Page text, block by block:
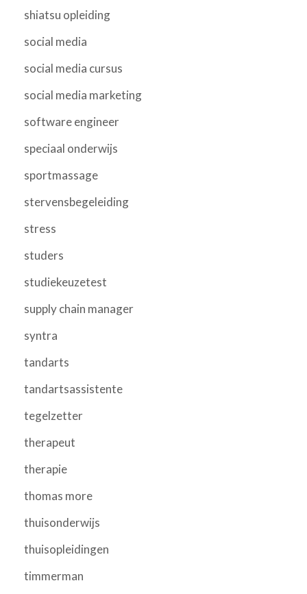
shiatsu opleiding
social media
social media cursus
social media marketing
software engineer
speciaal onderwijs
sportmassage
stervensbegeleiding
stress
studers
studiekeuzetest
supply chain manager
syntra
tandarts
tandartsassistente
tegelzetter
therapeut
therapie
thomas more
thuisonderwijs
thuisopleidingen
timmerman